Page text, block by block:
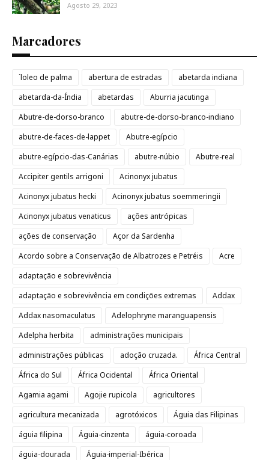
Agosto 29, 2023
Marcadores
´loleo de palma abertura de estradas
abetarda indiana
abetarda-da-Índia
abetardas
Aburria jacutinga
Abutre-de-dorso-branco
abutre-de-dorso-branco-indiano
abutre-de-faces-de-lappet
Abutre-egípcio
abutre-egípcio-das-Canárias
abutre-núbio
Abutre-real
Accipiter gentils arrigoni
Acinonyx jubatus
Acinonyx jubatus hecki
Acinonyx jubatus soemmeringii
Acinonyx jubatus venaticus
ações antrópicas
ações de conservação
Açor da Sardenha
Acordo sobre a Conservação de Albatrozes e Petréis
Acre
adaptação e sobrevivência
adaptação e sobrevivência em condições extremas
Addax
Addax nasomaculatus
Adelophryne maranguapensis
Adelpha herbita
administrações municipais
administrações públicas
adoção cruzada.
África Central
África do Sul
África Ocidental
África Oriental
Agamia agami
Agojie rupicola
agricultores
agricultura mecanizada
agrotóxicos
Águia das Filipinas
águia filipina
Águia-cinzenta
águia-coroada
águia-dourada
Águia-imperial-Ibérica